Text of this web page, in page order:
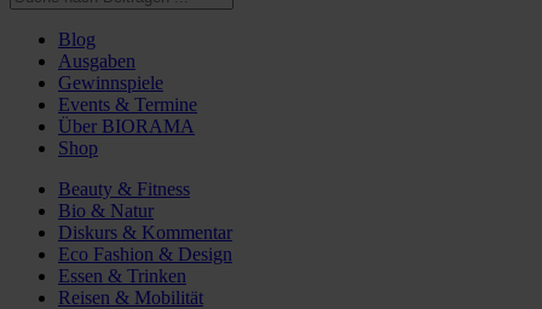
Blog
Ausgaben
Gewinnspiele
Events & Termine
Über BIORAMA
Shop
Beauty & Fitness
Bio & Natur
Diskurs & Kommentar
Eco Fashion & Design
Essen & Trinken
Reisen & Mobilität